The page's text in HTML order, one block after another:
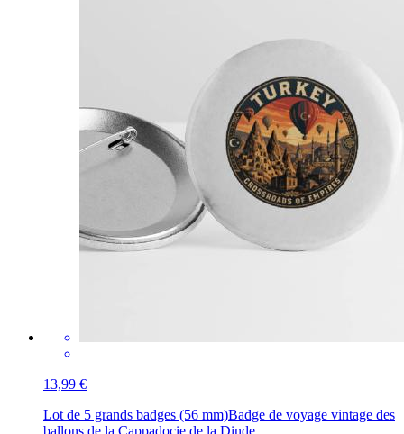
13,99 €
Lot de 5 grands badges (56 mm)Badge de voyage vintage des